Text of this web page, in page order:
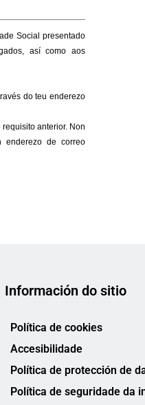
Información do sitio
Política de cookies
Accesibilidade
Política de protección de
Política de seguridade da